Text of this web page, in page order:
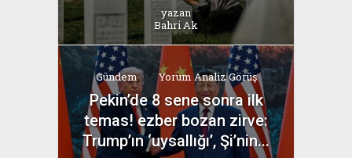
yazan
Bahri Ak
Gündem Yorum Analiz Görüş
Pekin’de 8 sene sonra ilk
temas! ezber bozan zirve:
Trump’ın ‘uysallığı’, Şi’nin...